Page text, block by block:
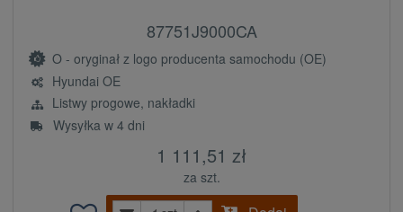
87751J9000CA
O - oryginał z logo producenta samochodu (OE)
Hyundai OE
Listwy progowe, nakładki
Wysyłka w 4 dni
1 111,51 zł
za szt.